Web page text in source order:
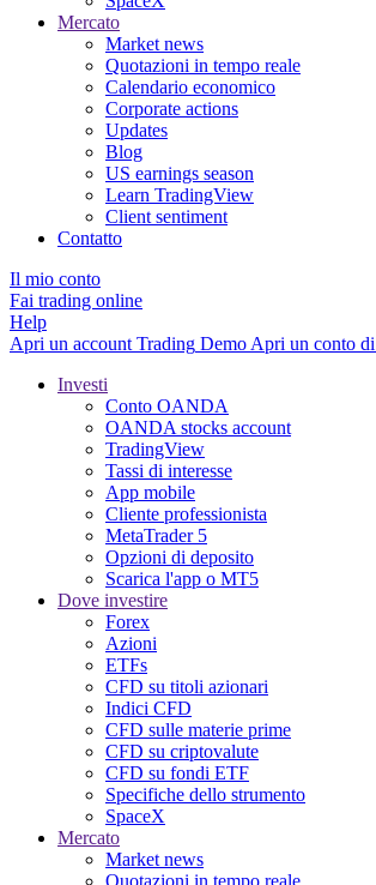
Mercato
Market news
Quotazioni in tempo reale
Calendario economico
Corporate actions
Updates
Blog
US earnings season
Learn TradingView
Client sentiment
Contatto
Il mio conto
Fai trading online
Help
Apri un account Trading Demo Apri un conto
Investi
Conto OANDA
OANDA stocks account
TradingView
Tassi di interesse
App mobile
Cliente professionista
MetaTrader 5
Opzioni di deposito
Scarica l'app o MT5
Dove investire
Forex
Azioni
ETFs
CFD su titoli azionari
Indici CFD
CFD sulle materie prime
CFD su criptovalute
CFD su fondi ETF
Specifiche dello strumento
SpaceX
Mercato
Market news
Quotazioni in tempo reale